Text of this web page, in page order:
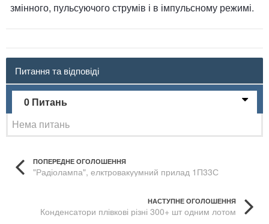
змінного, пульсуючого струмів і в імпульсному режимі.
Питання та відповіді
0 Питань
Нема питань
ПОПЕРЕДНЕ ОГОЛОШЕННЯ
"Радіолампа", елктровакуумний прилад 1П33С
НАСТУПНЕ ОГОЛОШЕННЯ
Конденсатори плівкові різні 300+ шт одним лотом